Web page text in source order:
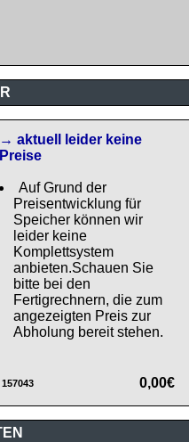
→ aktuell leider keine
Preise
Auf Grund der
Preisentwicklung für
Speicher können wir
leider keine
Komplettsystem
anbieten.Schauen Sie
bitte bei den
Fertigrechnern, die zum
angezeigten Preis zur
Abholung bereit stehen.
157043 0,00€